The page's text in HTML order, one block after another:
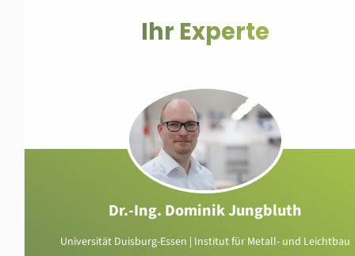
Ihr Experte
Dr.-Ing. Dominik Jungbluth
Universität Duisburg-Essen | Institut für Metall- und Leichtbau